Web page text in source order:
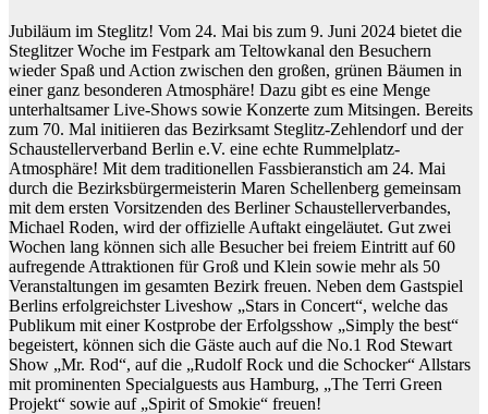
Jubiläum im Steglitz! Vom 24. Mai bis zum 9. Juni 2024 bietet die
Steglitzer Woche im Festpark am Teltowkanal den Besuchern
wieder Spaß und Action zwischen den großen, grünen Bäumen in
einer ganz besonderen Atmosphäre! Dazu gibt es eine Menge
unterhaltsamerLive-Shows sowie Konzerte zum Mitsingen. Bereits
zum 70. Mal initiieren das Bezirksamt Steglitz-Zehlendorf und der
Schaustellerverband Berlin e.V. eine echte Rummelplatz-
Atmosphäre! Mit dem traditionellen Fassbieranstich am 24. Mai
durch die Bezirksbürgermeisterin Maren Schellenberg gemeinsam
mit dem ersten Vorsitzenden des Berliner Schaustellerverbandes,
Michael Roden, wird der offizielle Auftakt eingeläutet. Gut zwei
Wochen lang können sich alle Besucher bei freiem Eintritt auf 60
aufregende Attraktionen für Groß und Klein sowie mehr als 50
Veranstaltungen im gesamten Bezirk freuen. Neben dem Gastspiel
Berlins erfolgreichster Liveshow „Stars in Concert“, welche das
Publikum mit einer Kostprobe der Erfolgsshow „Simply the best“
begeistert, können sich die Gäste auch auf die No.1 Rod Stewart
Show „Mr. Rod“, auf die „Rudolf Rock und die Schocker“ Allstars
mit prominenten Specialguests aus Hamburg, „The Terri Green
Projekt“ sowie auf „Spirit of Smokie“ freuen!